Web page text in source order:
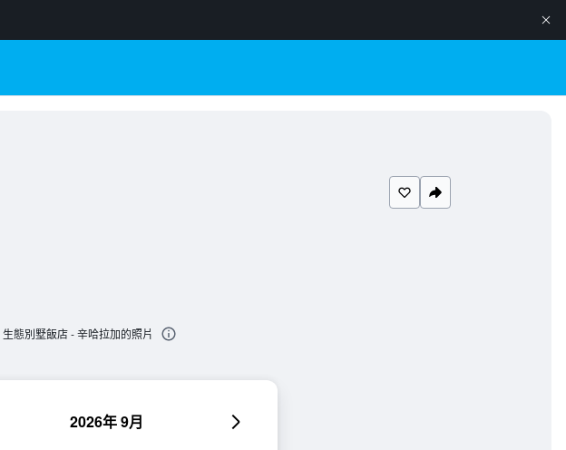
生態別墅飯店 - 辛哈拉加的照片
2026年 9月